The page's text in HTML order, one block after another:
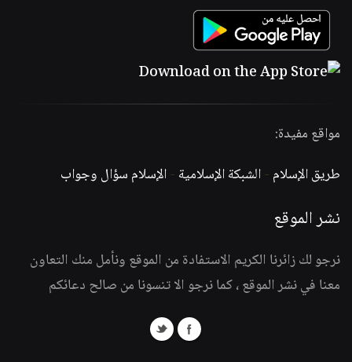
مواقع مفيدة:
طريق الإسلام -الشبكة الإسلامية -الإسلام سؤال وجواب
نشر الموقع
نرجو لك زائرنا الكريم الاستفادة من الموقع ونأمل منك التعاون
معنا في نشر الموقع ، كما نرجو الا تنسونا من صالح دعائكم